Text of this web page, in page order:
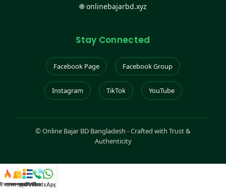
🌐onlinebajarbd.xyz
Stay Connected
Facebook Page Facebook Group
Instagram TikTok YouTube
©Online Bajar BD Bangladesh - Crafted with Trust &
Authenticity
কালেকশন
সকল প্রডাক্টক্যাটাগরিকল
WhatsApp করুন